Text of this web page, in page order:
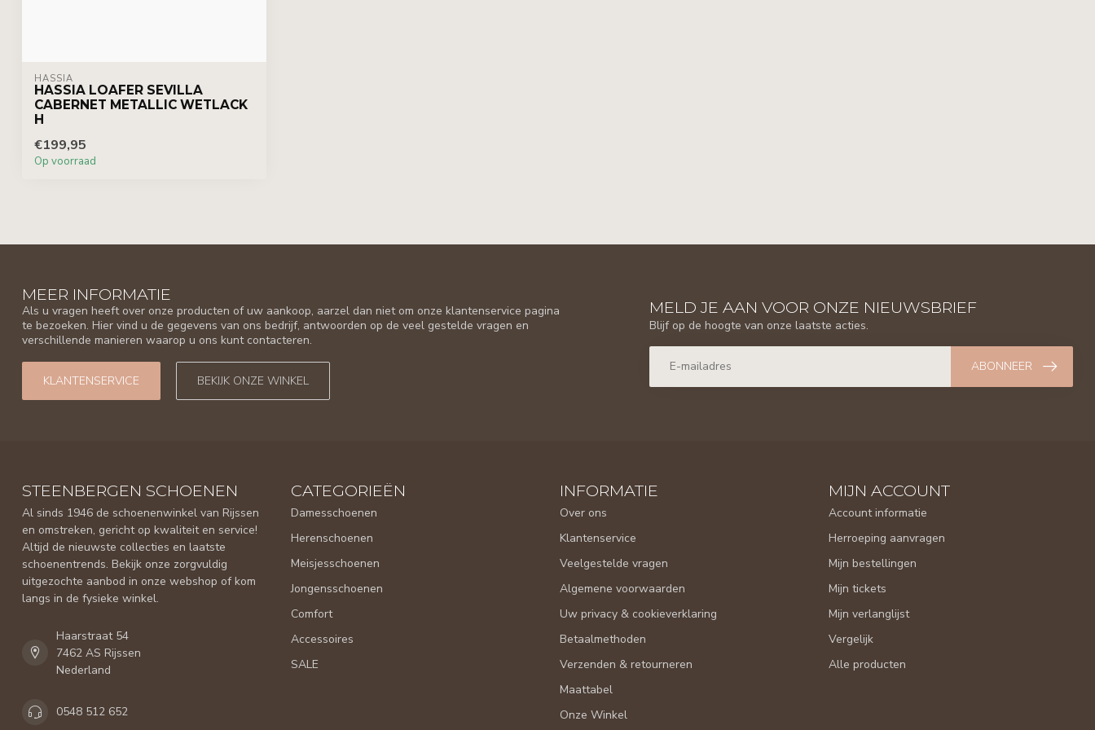
HASSIA
HASSIA LOAFER SEVILLA
CABERNET METALLIC WETLACK
H
€199,95
Op voorraad
MEER INFORMATIE
Als u vragen heeft over onze producten of uw aankoop, aarzel dan niet om onze klantenservice pagina
te bezoeken. Hier vind u de gegevens van ons bedrijf, antwoorden op de veel gestelde vragen en
verschillende manieren waarop u ons kunt contacteren.
KLANTENSERVICE BEKIJK ONZE WINKEL
MELD JE AAN VOOR ONZE NIEUWSBRIEF
Blijf op de hoogte van onze laatste acties.
ABONNEER
STEENBERGEN SCHOENEN
Al sinds 1946 de schoenenwinkel van Rijssen
en omstreken, gericht op kwaliteit en service!
Altijd de nieuwste collecties en laatste
schoenentrends. Bekijk onze zorgvuldig
uitgezochte aanbod in onze webshop of kom
langs in de fysieke winkel.
Haarstraat 54
7462 AS Rijssen
Nederland
0548 512 652
CATEGORIEËN
Damesschoenen
Herenschoenen
Meisjesschoenen
Jongensschoenen
Comfort
Accessoires
SALE
INFORMATIE
Over ons
Klantenservice
Veelgestelde vragen
Algemene voorwaarden
Uw privacy & cookieverklaring
Betaalmethoden
Verzenden & retourneren
Maattabel
Onze Winkel
MIJN ACCOUNT
Account informatie
Herroeping aanvragen
Mijn bestellingen
Mijn tickets
Mijn verlanglijst
Vergelijk
Alle producten